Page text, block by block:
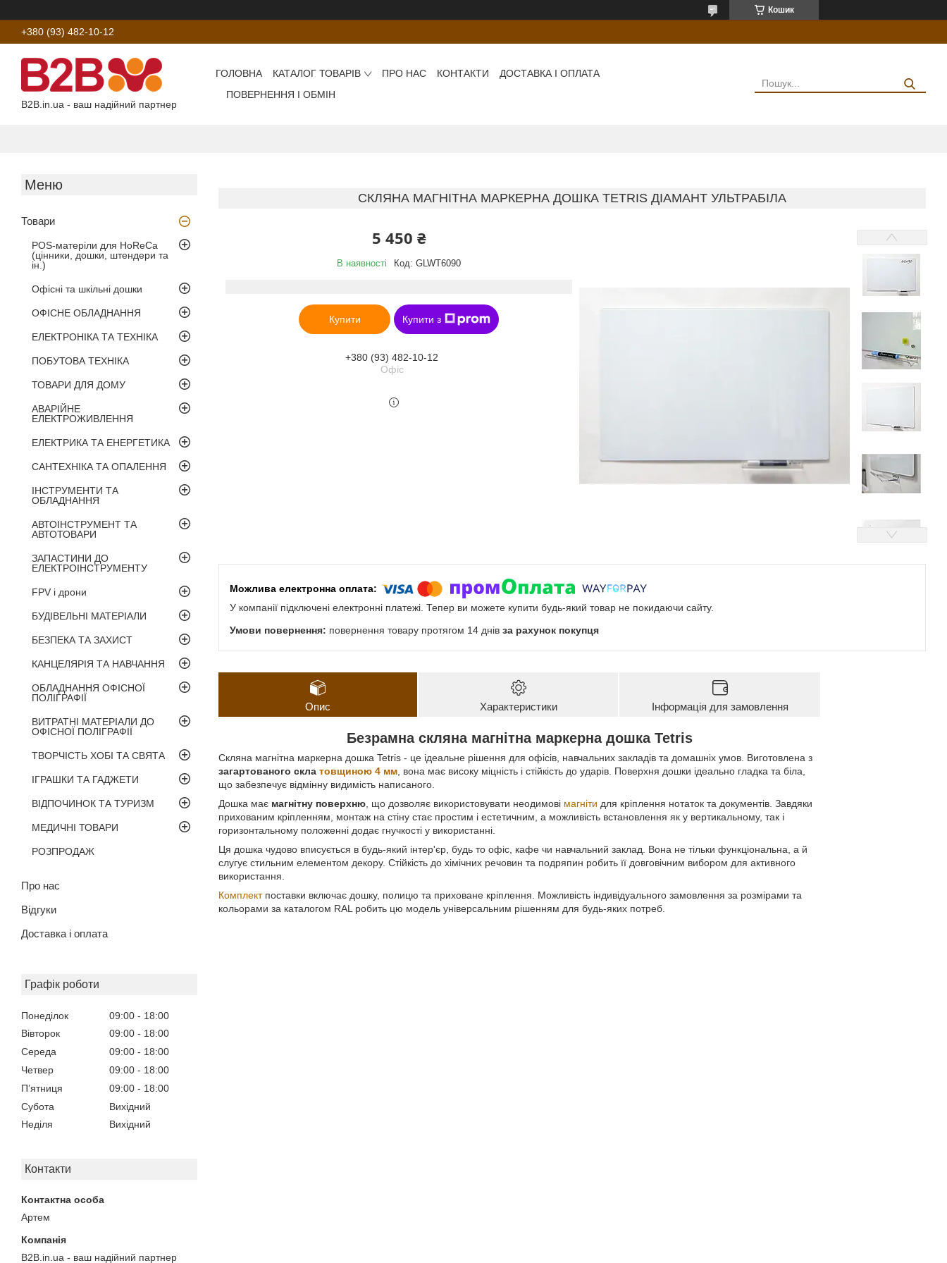
Кошик
+380 (93) 482-10-12
B2B.in.ua - ваш надійний партнер
ГОЛОВНА КАТАЛОГ ТОВАРІВ ПРО НАС КОНТАКТИ
ДОСТАВКА І ОПЛАТА
ПОВЕРНЕННЯ І ОБМІН
Товари
POS-матеріли для HoReCa
(цінники, дошки, штендери та
ін.)
Офісні та шкільні дошки
ОФІСНЕ ОБЛАДНАННЯ
ЕЛЕКТРОНІКА ТА ТЕХНІКА
ПОБУТОВА ТЕХНІКА
ТОВАРИ ДЛЯ ДОМУ
АВАРІЙНЕ
ЕЛЕКТРОЖИВЛЕННЯ
ЕЛЕКТРИКА ТА ЕНЕРГЕТИКА
САНТЕХНІКА ТА ОПАЛЕННЯ
ІНСТРУМЕНТИ ТА
ОБЛАДНАННЯ
АВТОІНСТРУМЕНТ ТА
АВТОТОВАРИ
ЗАПАСТИНИ ДО
ЕЛЕКТРОІНСТРУМЕНТУ
FPV і дрони
БУДІВЕЛЬНІ МАТЕРІАЛИ
БЕЗПЕКА ТА ЗАХИСТ
КАНЦЕЛЯРІЯ ТА НАВЧАННЯ
ОБЛАДНАННЯ ОФІСНОЇ
ПОЛІГРАФІЇ
ВИТРАТНІ МАТЕРІАЛИ ДО
ОФІСНОЇ ПОЛІГРАФІЇ
ТВОРЧІСТЬ ХОБІ ТА СВЯТА
ІГРАШКИ ТА ГАДЖЕТИ
ВІДПОЧИНОК ТА ТУРИЗМ
МЕДИЧНІ ТОВАРИ
РОЗПРОДАЖ
Про нас
Відгуки
Доставка і оплата
Графік роботи
Понеділок 09:00
18:00
Вівторок
09:00
18:00
Середа
09:00
18:00
Четвер
09:00
18:00
Пʼятниця
09:00
18:00
Субота
Вихідний
Неділя
Вихідний
Контакти
Артем
B2B.in.ua - ваш надійний партнер
СКЛЯНА МАГНІТНА МАРКЕРНА ДОШКА TETRIS ДІАМАНТ УЛЬТРАБІЛА
5 450 ₴
В наявності Код: GLWT6090
Купити Купити з
+380 (93) 482-10-12
Офіс
У компанії підключені електронні платежі. Тепер ви можете купити будь-який товар не покидаючи сайту.
повернення товару протягом 14 днів за рахунок покупця
Опис Характеристики Інформація для замовлення
Безрамна скляна магнітна маркерна дошка Tetris
Скляна магнітна маркерна дошка Tetris - це ідеальне рішення для офісів, навчальних закладів та домашніх умов. Виготовлена з
загартованого скла товщиною 4 мм, вона має високу міцність і стійкість до ударів. Поверхня дошки ідеально гладка та біла,
що забезпечує відмінну видимість написаного.
Дошка має магнітну поверхню, що дозволяє використовувати неодимові магніти для кріплення нотаток та документів. Завдяки
прихованим кріпленням, монтаж на стіну стає простим і естетичним, а можливість встановлення як у вертикальному, так і
горизонтальному положенні додає гнучкості у використанні.
Ця дошка чудово вписується в будь-який інтер'єр, будь то офіс, кафе чи навчальний заклад. Вона не тільки функціональна, а й
слугує стильним елементом декору. Стійкість до хімічних речовин та подряпин робить її довговічним вибором для активного
використання.
Комплектпоставки включає дошку, полицю та приховане кріплення. Можливість індивідуального замовлення за розмірами та
кольорами за каталогом RAL робить цю модель універсальним рішенням для будь-яких потреб.